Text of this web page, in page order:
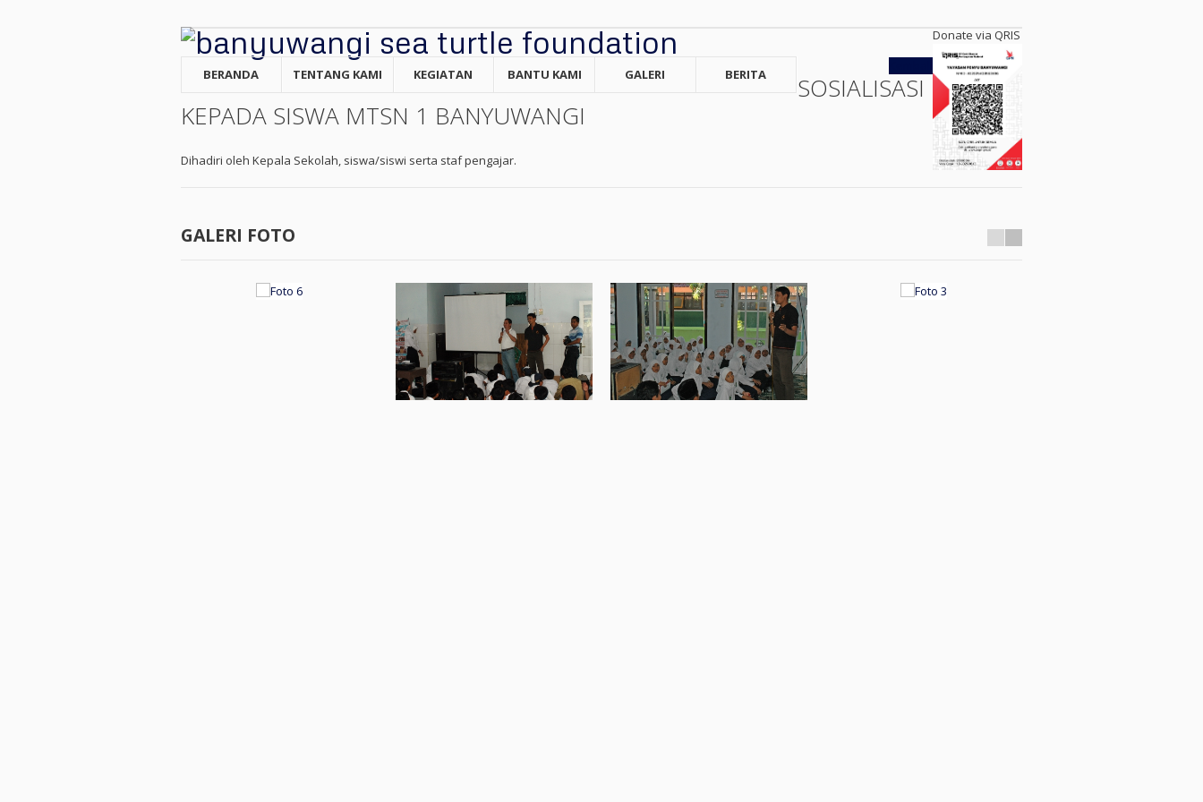
Donate via QRIS
BERANDA TENTANG KAMI KEGIATAN BANTU KAMI GALERI BERITA
SOSIALISASI
KEPADA SISWA MTSN 1 BANYUWANGI
Dihadiri oleh Kepala Sekolah, siswa/siswi serta staf pengajar.
GALERI FOTO